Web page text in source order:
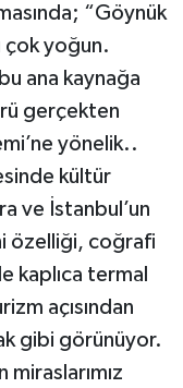
“Göynük
çok yoğun.
ana kaynağa
gerçekten
yönelik..
kültür
ve İstanbul’un
özelliği, coğrafi
kaplıca termal
açısından
gibi görünüyor.